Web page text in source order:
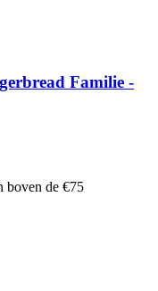
Familie -
boven de €75